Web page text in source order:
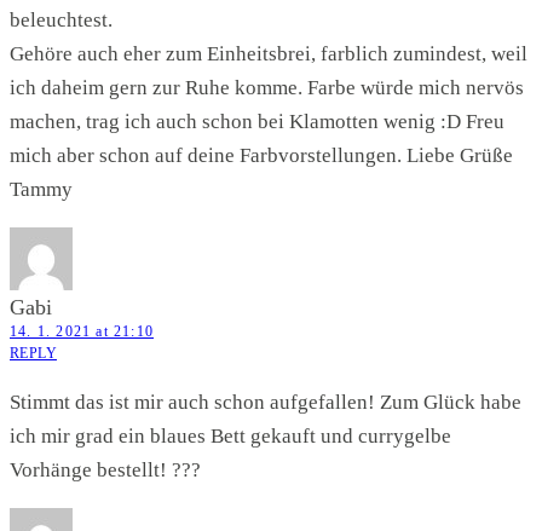
beleuchtest.
Gehöre auch eher zum Einheitsbrei, farblich zumindest, weil
ich daheim gern zur Ruhe komme. Farbe würde mich nervös
machen, trag ich auch schon bei Klamotten wenig :D Freu
mich aber schon auf deine Farbvorstellungen. Liebe Grüße
Tammy
Gabi
14. 1. 2021 at 21:10
REPLY
Stimmt das ist mir auch schon aufgefallen! Zum Glück habe
ich mir grad ein blaues Bett gekauft und currygelbe
Vorhänge bestellt! ???